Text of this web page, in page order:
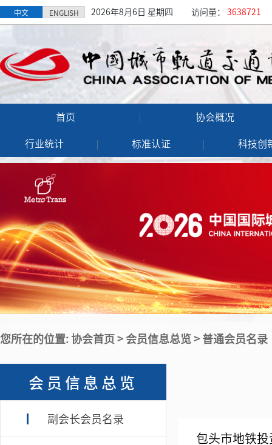
中文 ENGLISH 2026年8月6日 星期四 访问量： 3638721
首页 协会概况
行业统计 标准认证 科技创
您所在的位置: 协会首页 > 会员信息总览 > 普通会员名录
会员信息总览
副会长会员名录
包头市地铁